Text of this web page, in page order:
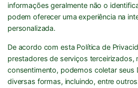
informações geralmente não o
podem oferecer uma experiência na
personalizada.
De acordo com esta Política de
prestadores de serviços terceirizados,
consentimento, podemos coletar seus
diversas formas, incluindo, entre